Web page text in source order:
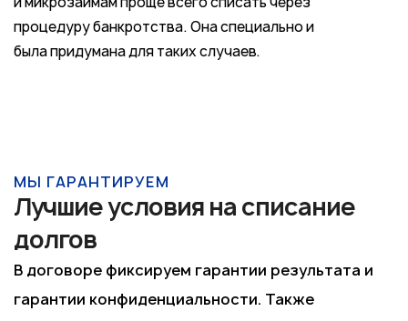
процедуру банкротства. Она специально и
была придумана для таких случаев.
МЫ ГАРАНТИРУЕМ
Лучшие условия на списание
долгов
В договоре фиксируем гарантии результата и
гарантии конфиденциальности. Также